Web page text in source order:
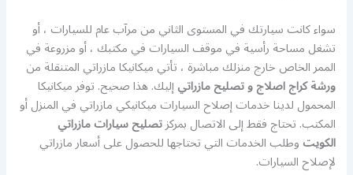
سواء كانت سيارتك في المستوى الثاني من مرآب عام للسيارات ، أو
تشغل مساحة رأسية في موقف السيارات في مكتبك ، أو مزروعة في
الممر الخاص خارج منزلك مباشرة ، تأتي ميكانيكا مازراتي المتنقلة من
ورشة كراج اصلاج و تصليح مازراتيإليك. هذا صحيح. توفر ميكانيكا
المحمول لدينا خدمات إصلاح السيارات ميكانيكي مازراتي في المنزل أو
المكتب. تحتاج فقط إلى الاتصال بمركزتصليح سيارات مازراتي
الكويتوطلب الخدمات التي تحتاجها للحصول على أسعار مازراتي
لإصلاح السيارات.